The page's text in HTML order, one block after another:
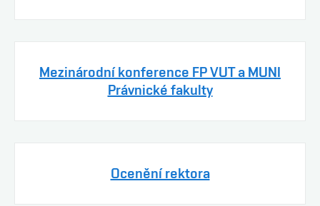
Mezinárodní konference FP VUT a MUNI
Právnické fakulty
Ocenění rektora